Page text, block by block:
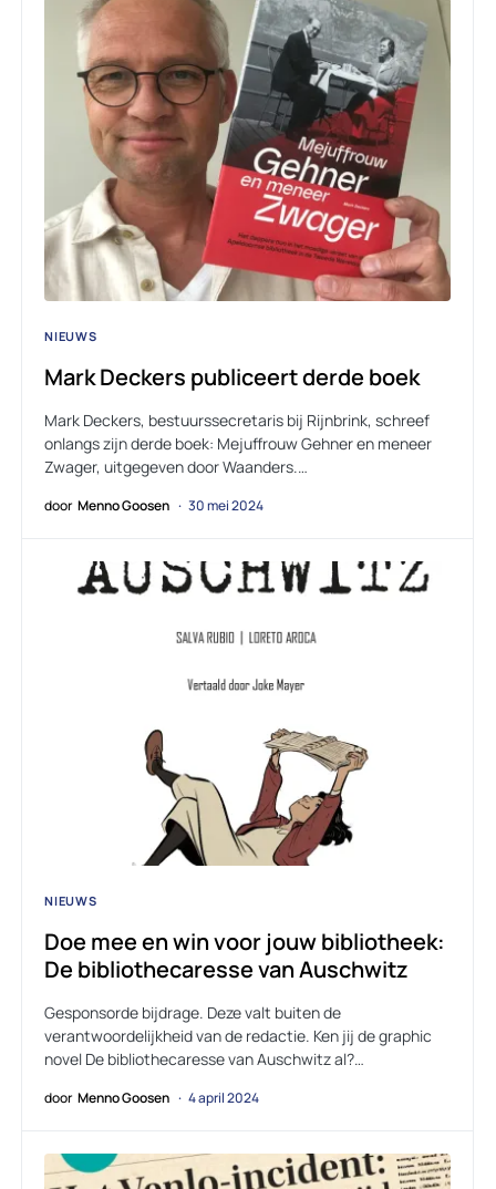
NIEUWS
Mark Deckers publiceert derde boek
Mark Deckers, bestuurssecretaris bij Rijnbrink, schreef
onlangs zijn derde boek: Mejuffrouw Gehner en meneer
Zwager, uitgegeven door Waanders.…
door Menno Goosen 30 mei 2024
NIEUWS
Doe mee en win voor jouw bibliotheek:
De bibliothecaresse van Auschwitz
Gesponsorde bijdrage. Deze valt buiten de
verantwoordelijkheid van de redactie. Ken jij de graphic
novel De bibliothecaresse van Auschwitz al?…
door Menno Goosen 4 april 2024